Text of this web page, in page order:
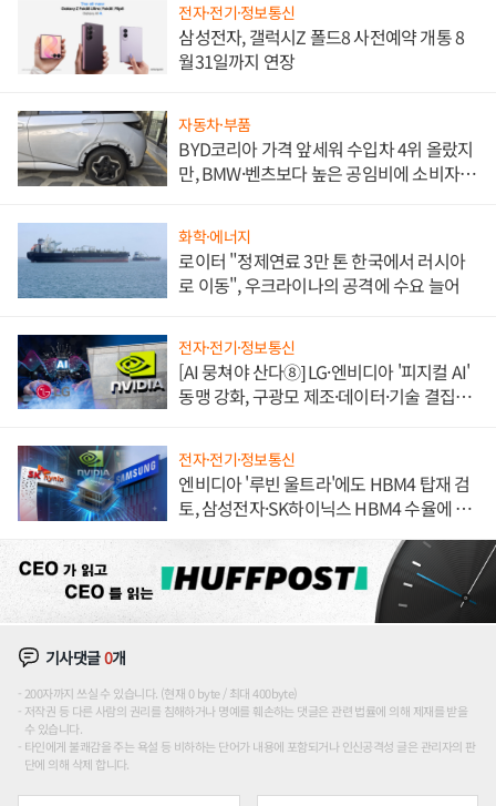
전자·전기·정보통신
삼성전자, 갤럭시Z 폴드8 사전예약 개통 8
월31일까지 연장
자동차·부품
BYD코리아 가격 앞세워 수입차 4위 올랐지
만, BMW·벤츠보다 높은 공임비에 소비자
화학·에너지
로이터 "정제연료 3만 톤 한국에서 러시아
로 이동", 우크라이나의 공격에 수요 늘어
전자·전기·정보통신
[AI 뭉쳐야 산다⑧] LG·엔비디아 '피지컬 AI'
동맹 강화, 구광모 제조·데이터·기술 결집
전자·전기·정보통신
엔비디아 '루빈 울트라'에도 HBM4 탑재 검
토, 삼성전자·SK하이닉스 HBM4 수율에 주
기사댓글0개
200자까지 쓰실 수 있습니다. (현재 0 byte / 최대 400byte)
저작권 등 다른 사람의 권리를 침해하거나 명예를 훼손하는 댓글은 관련 법률에 의해 제재를 받을
수 있습니다.
타인에게 불쾌감을 주는 욕설 등 비하하는 단어가 내용에 포함되거나 인신공격성 글은 관리자의 판
단에 의해 삭제 합니다.